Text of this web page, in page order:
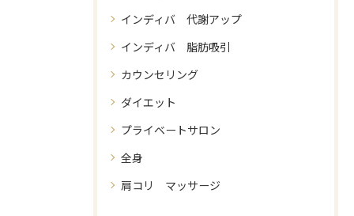
インディバ 代謝アップ
インディバ 脂肪吸引
カウンセリング
ダイエット
プライベートサロン
全身
肩コリ マッサージ